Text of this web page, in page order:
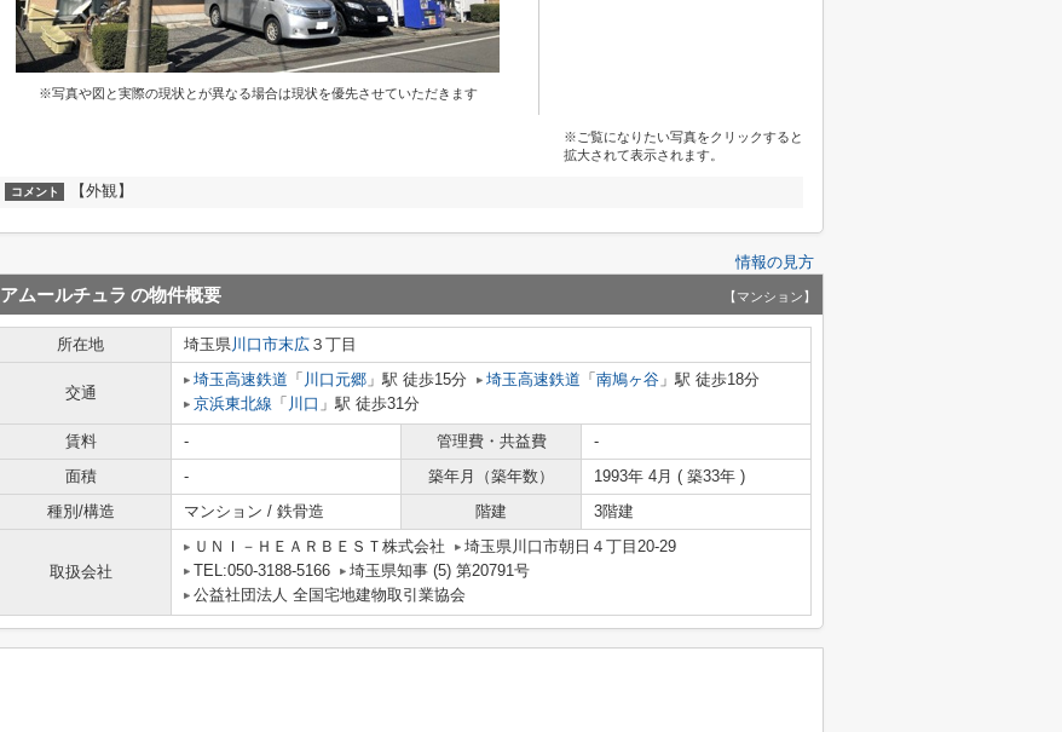
※写真や図と実際の現状とが異なる場合は現状を優先させていただきます
※ご覧になりたい写真をクリックすると
拡大されて表示されます。
コメント 【外観】
情報の見方
アムールチュラ の物件概要 【マンション】
所在地 埼玉県川口市末広 ３丁目
交通
埼玉高速鉄道 「 川口元郷 」駅 徒歩15分 埼玉高速鉄道 「 南鳩ヶ谷 」駅 徒歩18分
京浜東北線 「 川口 」駅 徒歩31分
賃料 - 管理費・共益費
-
面積
- 築年月（築年数）
1993年 4月 ( 築33年 )
種別/構造
マンション / 鉄骨造 階建 3階建
取扱会社
ＵＮＩ－ＨＥＡＲＢＥＳＴ株式会社
埼玉県川口市朝日４丁目20-29
TEL:050-3188-5166
埼玉県知事 (5) 第20791号
公益社団法人 全国宅地建物取引業協会